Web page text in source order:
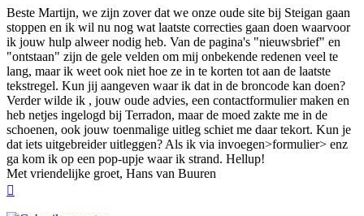
Beste Martijn, we zijn zover dat we onze oude site bij Steigan gaan
stoppen en ik wil nu nog wat laatste correcties gaan doen waarvoor
ik jouw hulp alweer nodig heb. Van de pagina's "nieuwsbrief" en
"ontstaan" zijn de gele velden om mij onbekende redenen veel te
lang, maar ik weet ook niet hoe ze in te korten tot aan de laatste
tekstregel. Kun jij aangeven waar ik dat in de broncode kan doen?
Verder wilde ik , jouw oude advies, een contactformulier maken en
heb netjes ingelogd bij Terradon, maar de moed zakte me in de
schoenen, ook jouw toenmalige uitleg schiet me daar tekort. Kun je
dat iets uitgebreider uitleggen? Als ik via invoegen>formulier> enz
ga kom ik op een pop-upje waar ik strand. Hellup!
Met vriendelijke groet, Hans van Buuren